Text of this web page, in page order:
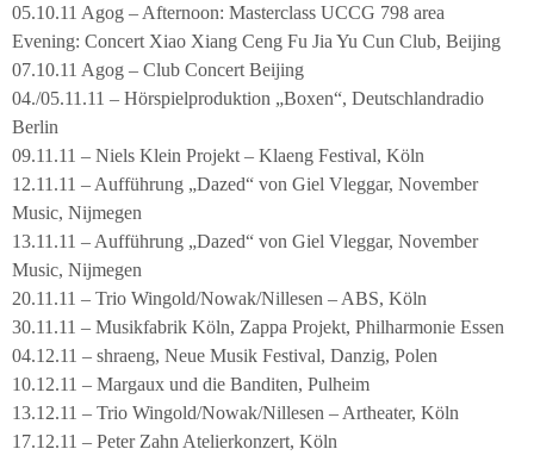
05.10.11 Agog – Afternoon: Masterclass UCCG 798 area
Evening: Concert Xiao Xiang Ceng Fu Jia Yu Cun Club, Beijing
07.10.11 Agog – Club Concert Beijing
04./05.11.11 – Hörspielproduktion „Boxen“, Deutschlandradio
Berlin
09.11.11 – Niels Klein Projekt – Klaeng Festival, Köln
12.11.11 – Aufführung „Dazed“ von Giel Vleggar, November
Music, Nijmegen
13.11.11 – Aufführung „Dazed“ von Giel Vleggar, November
Music, Nijmegen
20.11.11 – Trio Wingold/Nowak/Nillesen – ABS, Köln
30.11.11 – Musikfabrik Köln, Zappa Projekt, Philharmonie Essen
04.12.11 – shraeng, Neue Musik Festival, Danzig, Polen
10.12.11 – Margaux und die Banditen, Pulheim
13.12.11 – Trio Wingold/Nowak/Nillesen – Artheater, Köln
17.12.11 – Peter Zahn Atelierkonzert, Köln